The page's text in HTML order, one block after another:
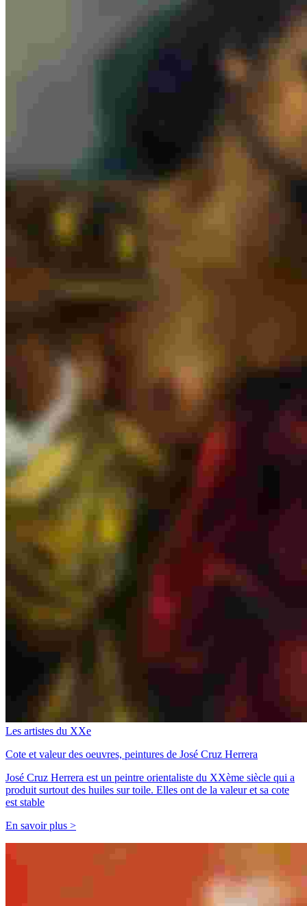
Les artistes du XXe
Cote et valeur des oeuvres, peintures de José Cruz Herrera
José Cruz Herrera est un peintre orientaliste du XXème siècle qui a
produit surtout des huiles sur toile. Elles ont de la valeur et sa cote
est stable
En savoir plus >